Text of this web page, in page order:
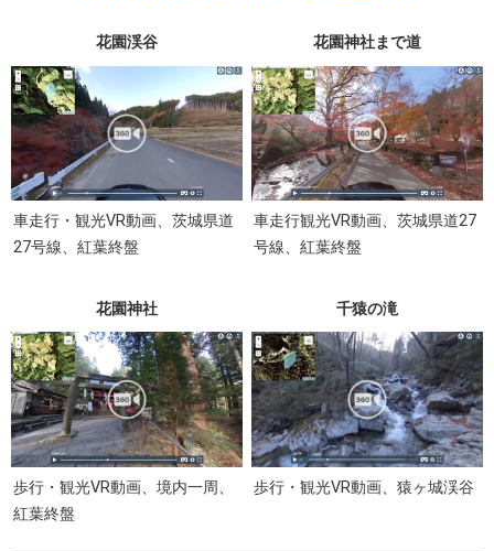
花園渓谷
車走行・観光VR動画、茨城県道
27号線、紅葉終盤
花園神社まで道
車走行観光VR動画、茨城県道27
号線、紅葉終盤
花園神社
歩行・観光VR動画、境内一周、
紅葉終盤
千猿の滝
歩行・観光VR動画、猿ヶ城渓谷